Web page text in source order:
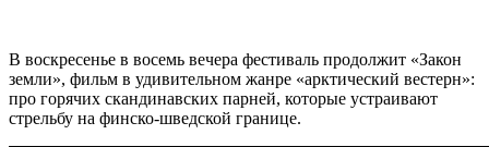
В воскресенье в восемь вечера фестиваль продолжит «Закон
земли», фильм в удивительном жанре «арктический вестерн»:
про горячих скандинавских парней, которые устраивают
стрельбу на финско-шведской границе.